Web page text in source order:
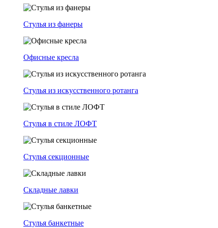
Стулья из фанеры
Офисные кресла
Стулья из искусственного ротанга
Стулья в стиле ЛОФТ
Стулья секционные
Складные лавки
Стулья банкетные